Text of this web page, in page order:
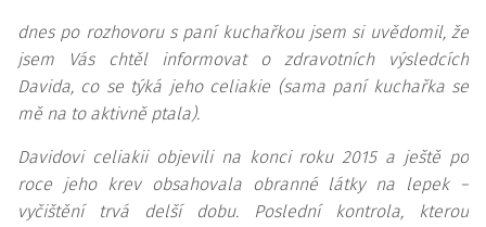
dnes po rozhovoru s paní kuchařkou jsem si uvědomil, že
jsem Vás chtěl informovat o zdravotních výsledcích
Davida, co se týká jeho celiakie (sama paní kuchařka se
mě na to aktivně ptala).
Davidovi celiakii objevili na konci roku 2015 a ještě po
roce jeho krev obsahovala obranné látky na lepek –
vyčištění trvá delší dobu. Poslední kontrola, kterou